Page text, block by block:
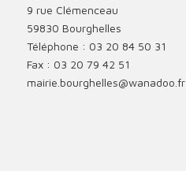
9 rue Clémenceau
59830 Bourghelles
Téléphone : 03 20 84 50 31
Fax : 03 20 79 42 51
mairie.bourghelles@wanadoo.fr